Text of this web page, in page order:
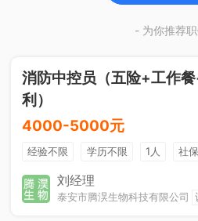
- 为你推荐
消防中控员（五险+工作
利）
4000-5000元
经验不限 学历不限 1人 社
节日福利刘经理
泰安市腾淏生物科技有限公司